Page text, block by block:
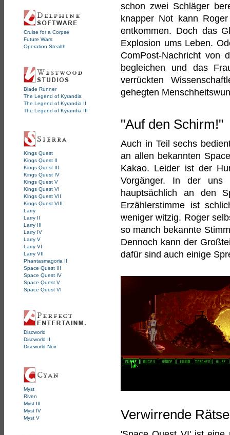
Cruise for a Corpse
Future Wars
Operation Stealth
Blade Runner
The Legend of Kyrandia
The Legend of Kyrandia II
The Legend of Kyrandia III
Kings Quest
Kings Quest II
Kings Quest III
Kings Quest IV
Kings Quest V
Kings Quest VI
Kings Quest VII
Kings Quest VIII
Larry
Larry II
Larry III
Larry IV
Larry V
Larry VI
Larry VII
Phantasmagoria II
Space Quest III
Space Quest IV
Space Quest V
Space Quest VI
Discworld
Discworld II
Discworld Noir
Myst
Riven
Myst III
Myst IV
Myst V
schon zwei Schläger
knapper Not kann
entkommen. Doch das
Explosion ums Leben.
ComPost-Nachricht von
begleichen und das
verrückten
gehegten
"Auf den Schirm!"
Auch in Teil sechs
an allen bekannten
Kakao. Leider ist der
Vorgänger. In der uns
hauptsächlich an den
Erzählerstimme ist
weniger witzig. Roger
so manch bekannte
Dennoch kann der
dafür sind auch einige
Verwirrende